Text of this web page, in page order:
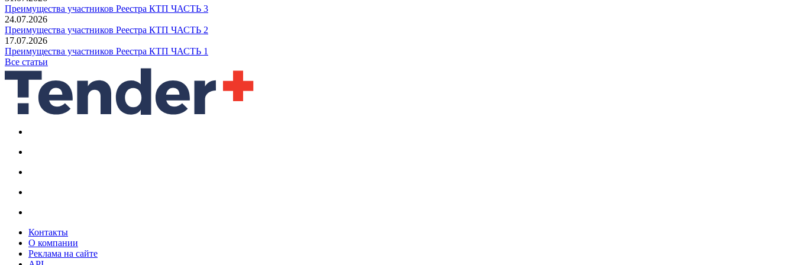
Преимущества участников Реестра КТП ЧАСТЬ 3
24.07.2026
Преимущества участников Реестра КТП ЧАСТЬ 2
17.07.2026
Преимущества участников Реестра КТП ЧАСТЬ 1
Все статьи
Контакты
О компании
Реклама на сайте